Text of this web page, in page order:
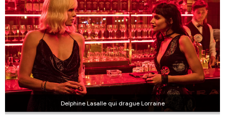
Delphine Lasalle qui drague Lorraine